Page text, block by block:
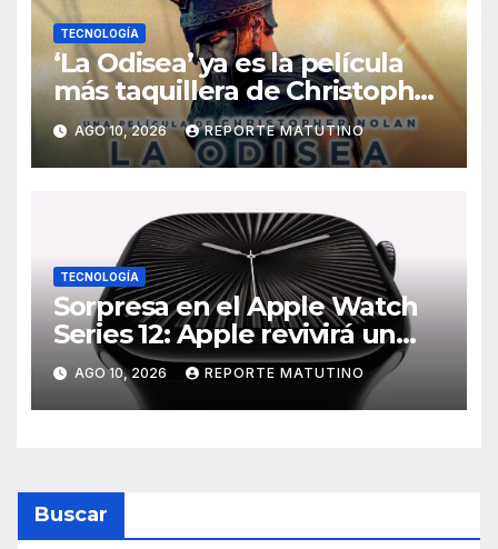
TECNOLOGÍA
‘La Odisea’ ya es la película
más taquillera de Christopher
Nolan: sus números son un
escándalo
AGO 10, 2026 REPORTE MATUTINO
TECNOLOGÍA
Sorpresa en el Apple Watch
Series 12: Apple revivirá un
modelo icónico que los fans
adoraban
AGO 10, 2026 REPORTE MATUTINO
Buscar